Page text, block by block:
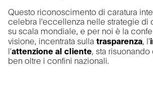
Questo riconoscimento di caratura
celebra l'eccellenza nelle strategie di
su scala mondiale, e per noi è la
visione, incentrata sulla trasparenza, l'
l'attenzione al cliente, sta
ben oltre i confini nazionali.